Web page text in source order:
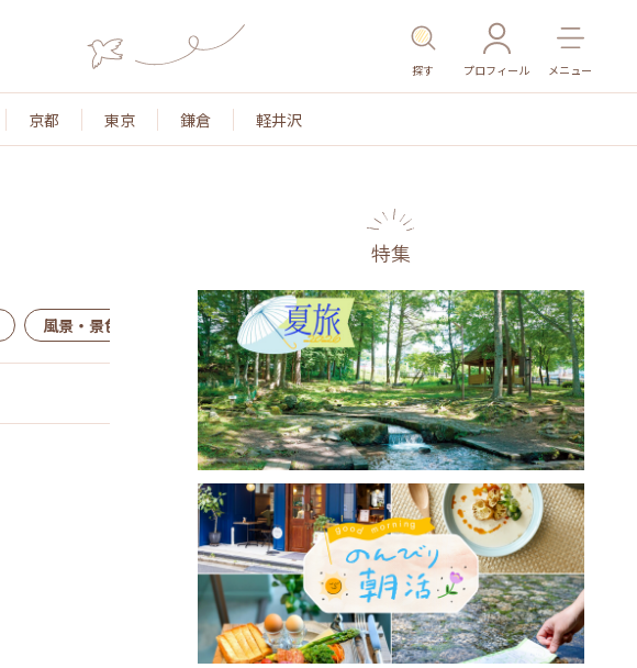
探す プロフィール メニュー
京都 東京 鎌倉 軽井沢
風景・景色 名所・旧跡 温泉・スパ その他施設 ごはん
特集